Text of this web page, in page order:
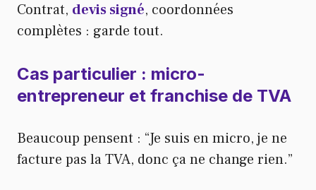
Contrat, devis signé, coordonnées
complètes : garde tout.
Cas particulier : micro-
entrepreneur et franchise de TVA
Beaucoup pensent : “Je suis en micro, je ne
facture pas la TVA, donc ça ne change rien.”